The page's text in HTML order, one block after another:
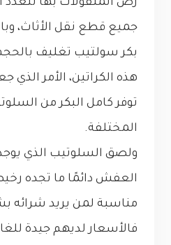
رص المنقولات بها تتعدد
جميع قطع نقل الأثاث،
بكر سولتيب تغليف
هذه الكراتين، الأمر
توفر كامل البكر من
المختلفة.
ولصق السلوتيب الذي
العفش دائمًا ما تجده
مناسبة لمن يريد شرائه
فالأسعار لديهم جيدة